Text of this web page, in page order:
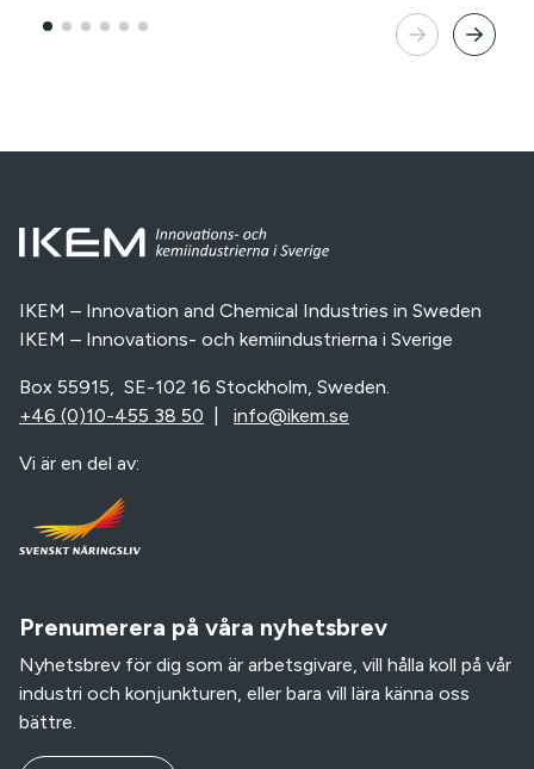
IKEM – Innovation and Chemical Industries in Sweden
IKEM – Innovations- och kemiindustrierna i Sverige
Box 55915, SE-102 16 Stockholm, Sweden.
+46 (0)10-455 38 50
info@ikem.se
Vi är en del av:
Prenumerera på våra nyhetsbrev
Nyhetsbrev för dig som är arbetsgivare, vill hålla koll på vår
industri och konjunkturen, eller bara vill lära känna oss
bättre.